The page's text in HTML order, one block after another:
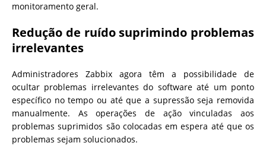
monitoramento geral.
Redução de ruído suprimindo problemas
irrelevantes
Administradores Zabbix agora têm a possibilidade de
ocultar problemas irrelevantes do software até um ponto
específico no tempo ou até que a supressão seja removida
manualmente. As operações de ação vinculadas aos
problemas suprimidos são colocadas em espera até que os
problemas sejam solucionados.